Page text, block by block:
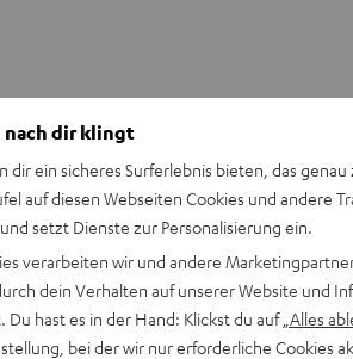
nach dir klingt
dir ein sicheres Surferlebnis bieten, das
auf diesen Webseiten Cookies und andere
setzt Dienste zur Personalisierung ein.
verarbeiten wir und andere
dein Verhalten auf unserer Website und
Du hast es in der Hand: Klickst du auf „Alles
bei der wir nur erforderliche Cookies